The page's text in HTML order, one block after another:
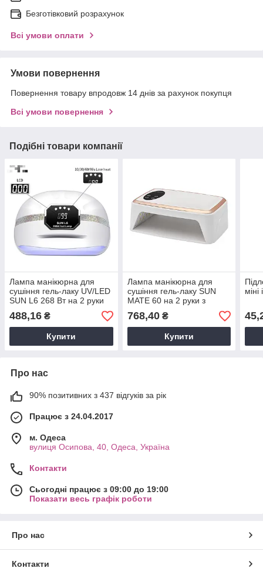
Безготівковий розрахунок
Всі умови оплати
Умови повернення
Повернення товару впродовж 14 днів за рахунок покупця
Всі умови повернення
Подібні товари компанії
Лампа манікюрна для
сушіння гель-лаку UV/LED
SUN L6 268 Вт на 2 руки
488,16 ₴
Купити
Лампа манікюрна для
сушіння гель-лаку SUN
MATE 60 на 2 руки з
підлокітником для рук
380Вт
768,40₴
Купити
Про нас
90% позитивних з 437 відгуків за рік
Працює з 24.04.2017
м. Одеса
вулиця Осипова, 40, Одеса, Україна
Контакти
Сьогодні працює з 09:00 до 19:00
Показати весь графік роботи
Про нас
Контакти